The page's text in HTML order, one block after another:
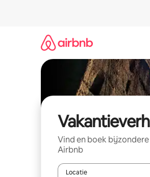
Vind en boek
Airbnb
Locatie